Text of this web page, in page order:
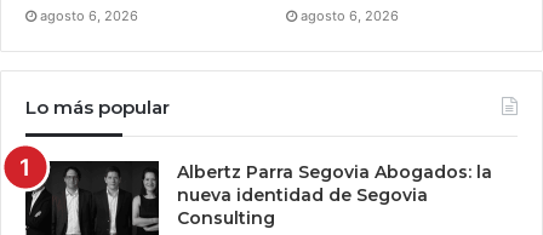
agosto 6, 2026 agosto 6, 2026
Lo más popular
Albertz Parra Segovia Abogados: la
nueva identidad de Segovia
Consulting